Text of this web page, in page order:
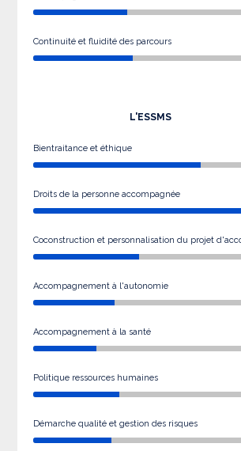
Continuité et fluidité des parcours
L'ESSMS
Bientraitance et éthique
Droits de la personne accompagnée
Coconstruction et personnalisation du projet
Accompagnement à l'autonomie
Accompagnement à la santé
Politique ressources humaines
Démarche qualité et gestion des risques